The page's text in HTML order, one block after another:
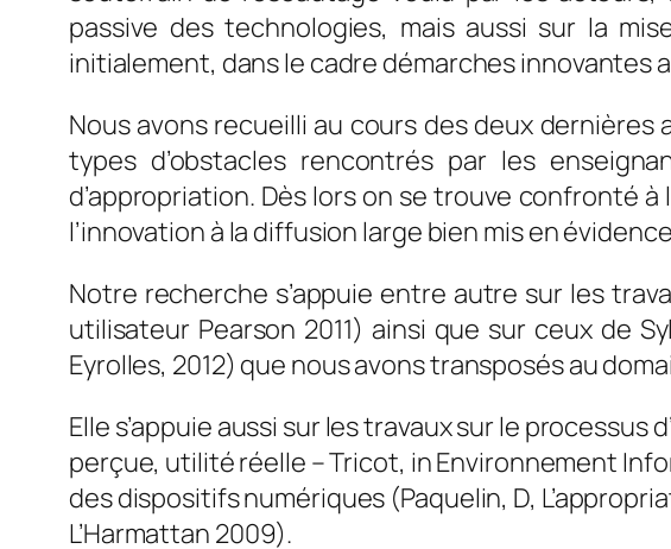
passive des technologies, mais aussi sur la
initialement, dans le cadre démarches innovantes
Nous avons recueilli au cours des deux
types d’obstacles rencontrés par les
d’appropriation. Dès lors on se trouve confronté
l’innovation à la diffusion large bien mis en
Notre recherche s’appuie entre autre sur les
utilisateur Pearson 2011) ainsi que sur ceux de
Eyrolles, 2012) que nous avons transposés au
Elle s’appuie aussi sur les travaux sur le
perçue, utilité réelle – Tricot, in Environnement
des dispositifs numériques (Paquelin, D,
L’Harmattan 2009).